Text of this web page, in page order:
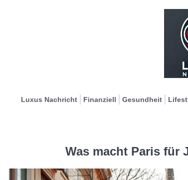
Luxus Nachricht Finanziell Gesundheit
Was macht Paris für